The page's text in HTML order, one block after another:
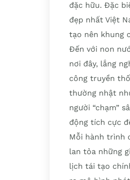
đặc hữu. Đặc
đẹp nhất Việt
tạo nên khung
Đến với non
nơi đây, lắng
công truyền
thường nhật
người “chạm”
động tích cực
Mỗi hành trình
lan tỏa những
lịch tái tạo